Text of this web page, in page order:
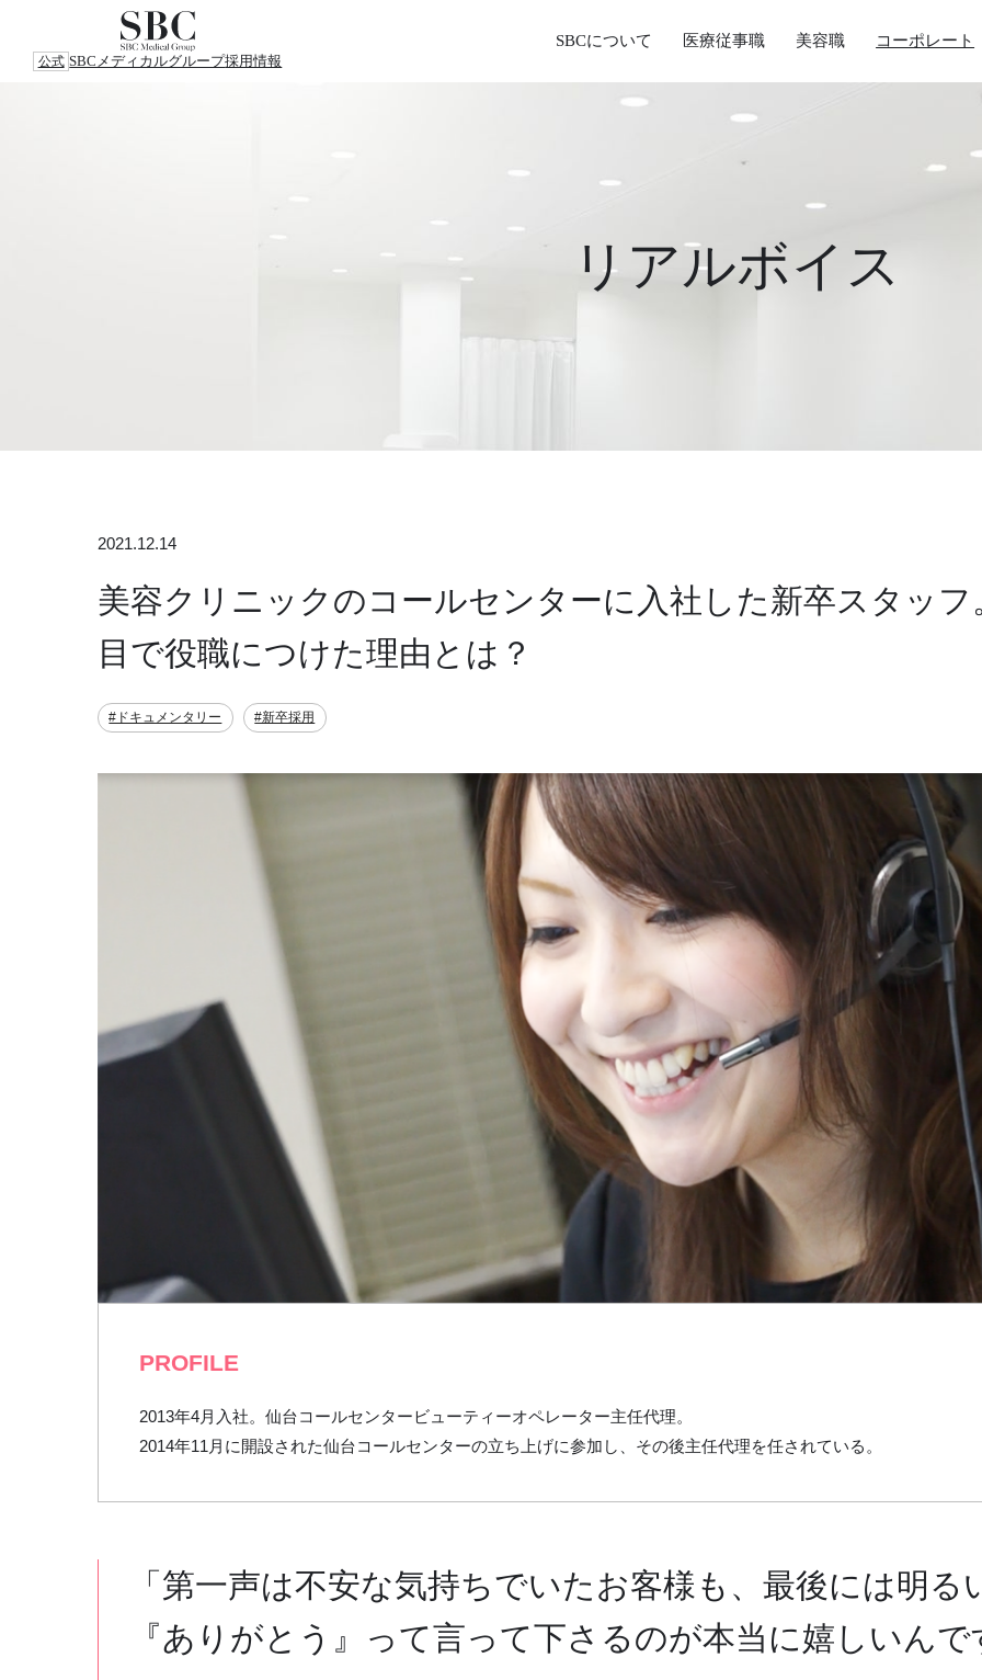
公式 SBCメディカルグループ採用情報
SBCについて 医療従事職 美容職 コーポレート
リアルボイス
2021.12.14
美容クリニックのコールセンターに入社した新卒スタッフ
目で役職につけた理由とは？
#ドキュメンタリー #新卒採用
PROFILE
2013年4月入社。仙台コールセンタービューティーオペレーター主任代理。
2014年11月に開設された仙台コールセンターの立ち上げに参加し、その後主任代理を任されている。
「第一声は不安な気持ちでいたお客様も、最後には明る
『ありがとう』って言って下さるのが本当に嬉しいんで